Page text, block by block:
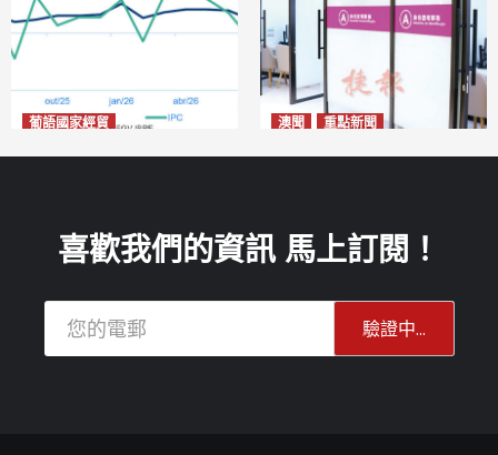
葡語國家經貿 澳聞 重點新聞
2026-08-11
喜歡我們的資訊 馬上訂閱！